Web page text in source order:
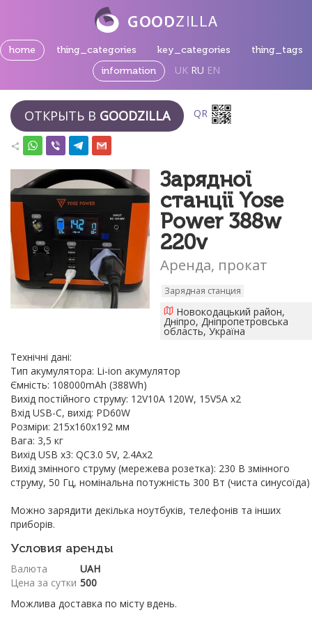
home thing_categories key_categories
thing_tags
information
UK RU EN
ОТКРЫТЬ В GOODZILLA QR
Зарядної
станції Yose
Power 388w
220v
Аренда, прокат
Зарядная станция
Новокодацький район,
Дніпро, Дніпропетровська
область, Україна
Технічні дані:
Тип акумулятора: Li-ion акумулятор
Ємність: 108000mAh (388Wh)
Вихід постійного струму: 12V10A 120W, 15V5A x2
Вхід USB-C, вихід: PD60W
Розміри: 215x160x192 мм
Вага: 3,5 кг
Вихід USB x3: QC3.0 5V, 2.4Ax2
Вихід змінного струму (мережева розетка): 230 В змінного
струму, 50 Гц, номінальна потужність 300 Вт (чиста синусоїда)
Можно зарядити декілька ноутбуків, телефонів та інших
приборів.
Условия аренды
Валюта
UAH
Цена за сутки 500
Можлива доставка по місту вдень.